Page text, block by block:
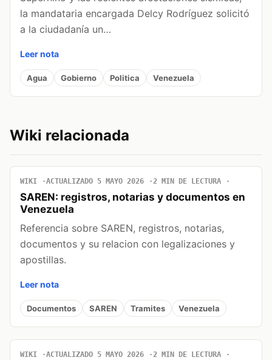
la mandataria encargada Delcy Rodríguez solicitó
a la ciudadanía un…
Leer nota
Agua Gobierno Politica Venezuela
Wiki relacionada
WIKI ACTUALIZADO 5 MAYO 2026 2 MIN DE LECTURA
SAREN: registros, notarias y documentos en
Venezuela
Referencia sobre SAREN, registros, notarias,
documentos y su relacion con legalizaciones y
apostillas.
Leer nota
Documentos SAREN Tramites Venezuela
WIKI ACTUALIZADO 5 MAYO 2026 2 MIN DE LECTURA